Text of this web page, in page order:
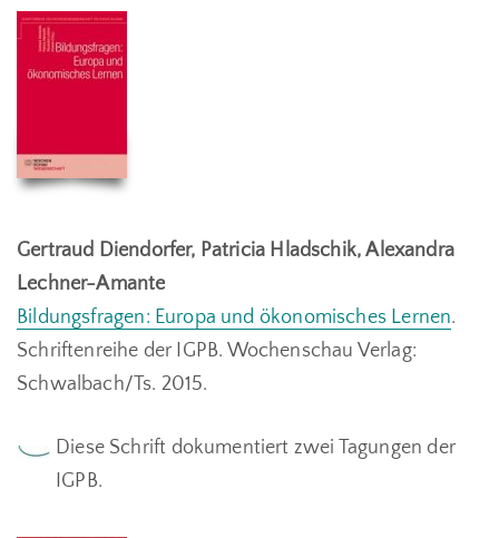
Gertraud Diendorfer, Patricia Hladschik, Alexandra
Lechner-Amante
Bildungsfragen: Europa und ökonomisches Lernen.
Schriftenreihe der IGPB. Wochenschau Verlag:
Schwalbach/Ts. 2015.
Diese Schrift dokumentiert zwei Tagungen der
IGPB.